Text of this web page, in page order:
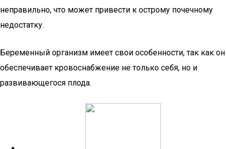
неправильно, что может привести к острому почечному
недостатку.
Беременный организм имеет свои особенности, так как он
обеспечивает кровоснабжение не только себя, но и
развивающегося плода.